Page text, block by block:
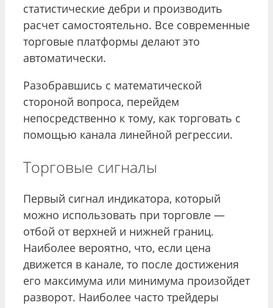
статистические дебри и производить
расчет самостоятельно. Все современные
торговые платформы делают это
автоматически.
Разобравшись с математической
стороной вопроса, перейдем
непосредственно к тому, как торговать с
помощью канала линейной регрессии.
Торговые сигналы
Первый сигнал индикатора, который
можно использовать при торговле —
отбой от верхней и нижней границ.
Наиболее вероятно, что, если цена
движется в канале, то после достижения
его максимума или минимума произойдет
разворот. Наиболее часто трейдеры